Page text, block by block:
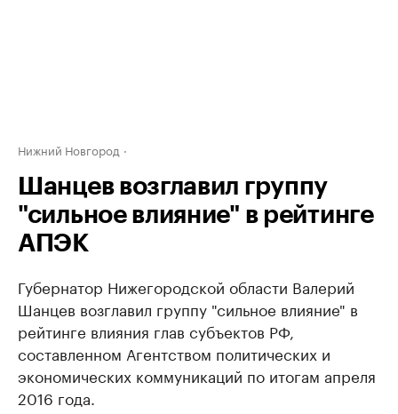
Нижний Новгород
Шанцев возглавил группу
"сильное влияние" в рейтинге
АПЭК
Губернатор Нижегородской области Валерий
Шанцев возглавил группу "сильное влияние" в
рейтинге влияния глав субъектов РФ,
составленном Агентством политических и
экономических коммуникаций по итогам апреля
2016 года.